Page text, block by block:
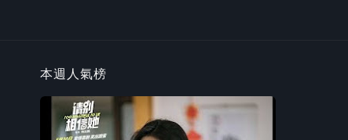
本週人氣榜